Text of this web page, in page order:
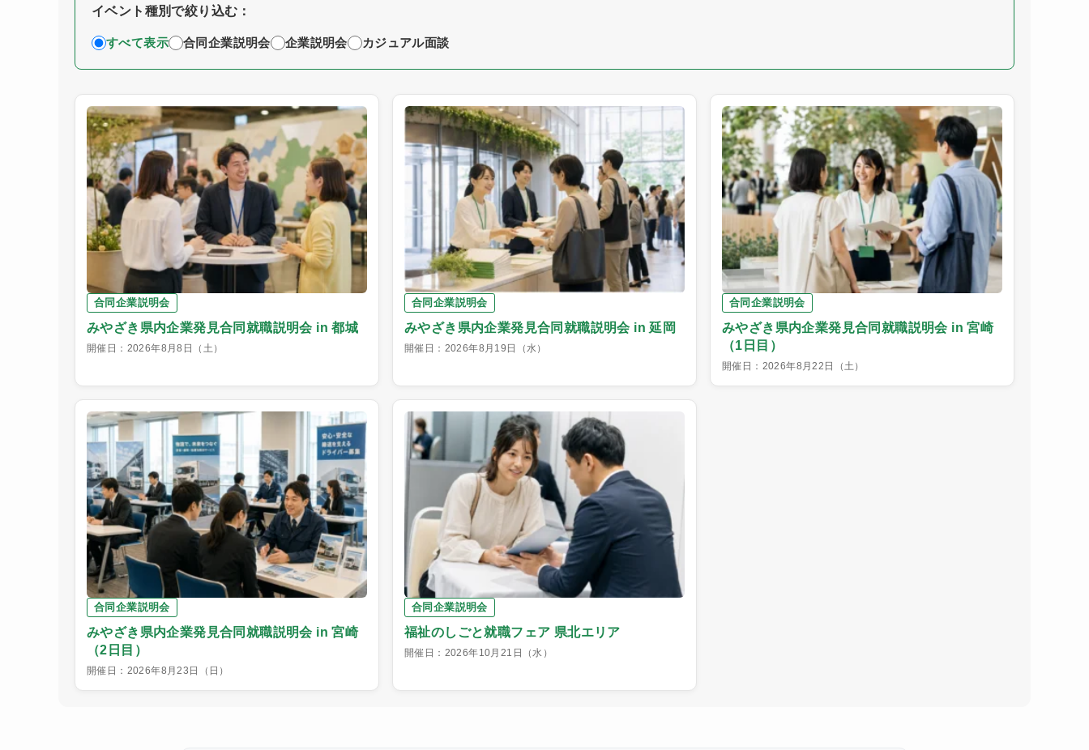
イベント種別で絞り込む：
すべて表示 合同企業説明会 企業説明会 カジュアル面談
合同企業説明会
みやざき県内企業発見合同就職説明会 in 都城
開催日：2026年8月8日（土）
合同企業説明会
みやざき県内企業発見合同就職説明会 in 延岡
開催日：2026年8月19日（水）
合同企業説明会
みやざき県内企業発見合同就職説明会 in 宮崎
（1日目）
開催日：2026年8月22日（土）
合同企業説明会
みやざき県内企業発見合同就職説明会 in 宮崎
（2日目）
開催日：2026年8月23日（日）
合同企業説明会
福祉のしごと就職フェア 県北エリア
開催日：2026年10月21日（水）